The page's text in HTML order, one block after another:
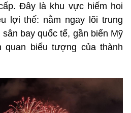
Đây là khu vực hiếm hoi
lợi thế: nằm ngay lõi trung
bay quốc tế, gần biển Mỹ
biểu tượng của thành